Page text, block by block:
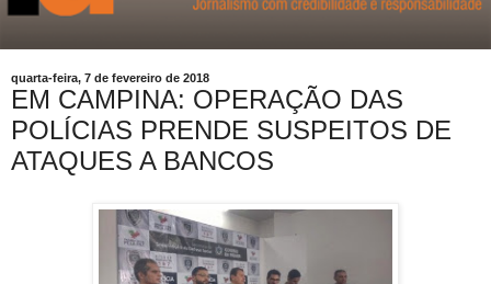
quarta-feira, 7 de fevereiro de 2018
EM CAMPINA: OPERAÇÃO DAS
POLÍCIAS PRENDE SUSPEITOS DE
ATAQUES A BANCOS